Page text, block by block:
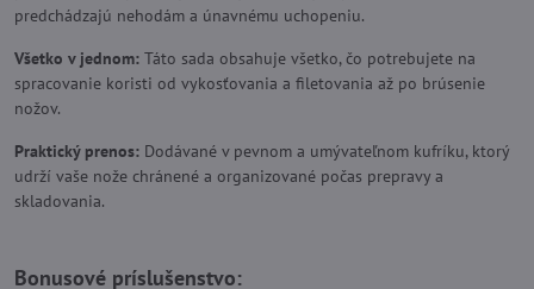
predchádzajú nehodám a únavnému uchopeniu.
Všetko v jednom: Táto sada obsahuje všetko, čo potrebujete na
spracovanie koristi od vykosťovania a filetovania až po brúsenie
nožov.
Praktický prenos: Dodávané v pevnom a umývateľnom kufríku, ktorý
udrží vaše nože chránené a organizované počas prepravy a
skladovania.
Bonusové príslušenstvo: